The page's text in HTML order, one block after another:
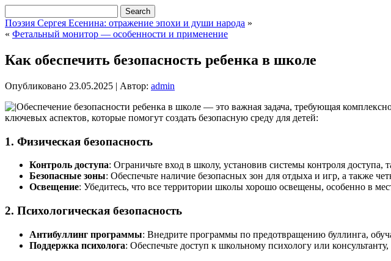
Поэзия Сергея Есенина: отражение эпохи и души народа »
« Фетальный монитор — особенности и применение
Как обеспечить безопасность ребенка в школе
Опубликовано 23.05.2025 | Автор: admin
Обеспечение безопасности ребенка в школе — это важная задача, требующая
ключевых аспектов, которые помогут создать безопасную среду для детей:
1. Физическая безопасность
Контроль доступа: Ограничьте вход в школу, установив системы контроля доступа,
Безопасные зоны: Обеспечьте наличие безопасных зон для отдыха и игр, а также
Освещение: Убедитесь, что все территории школы хорошо освещены, особенно в
2. Психологическая безопасность
Антибуллинг программы: Внедрите программы по предотвращению буллинга,
Поддержка психолога: Обеспечьте доступ к школьному психологу или